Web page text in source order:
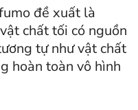
đề xuất là
chất tối có nguồn
tự như vật chất
hoàn toàn vô hình